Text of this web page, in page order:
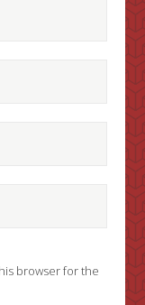
browser for the